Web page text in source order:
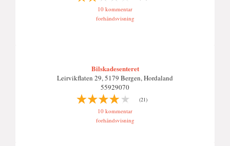
10 kommentar
forhåndsvisning
Bilskadesenteret
Leirvikflaten 29, 5179 Bergen, Hordaland
55929070
(21)
10 kommentar
forhåndsvisning